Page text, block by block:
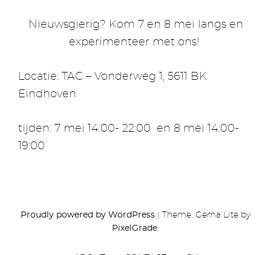
Nieuwsgierig? Kom 7 en 8 mei langs en
experimenteer met ons!
Locatie: TAC – Vonderweg 1, 5611 BK
Eindhoven
tijden: 7 mei 14:00- 22:00 en 8 mei 14:00-
19:00
Proudly powered by WordPress
Theme: Gema Lite by
PixelGrade